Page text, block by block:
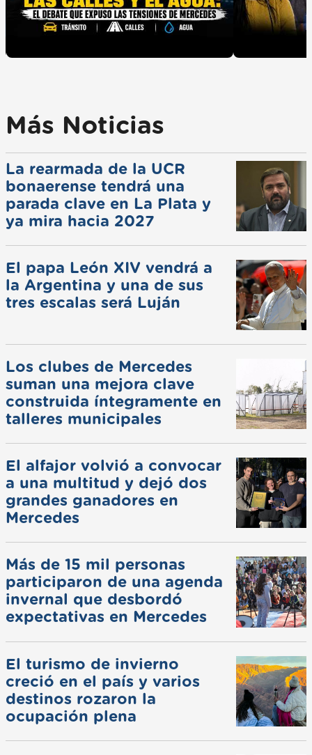
Más Noticias
La rearmada de la UCR
bonaerense tendrá una
parada clave en La Plata y
ya mira hacia 2027
El papa León XIV vendrá a
la Argentina y una de sus
tres escalas será Luján
Los clubes de Mercedes
suman una mejora clave
construida íntegramente en
talleres municipales
El alfajor volvió a convocar
a una multitud y dejó dos
grandes ganadores en
Mercedes
Más de 15 mil personas
participaron de una agenda
invernal que desbordó
expectativas en Mercedes
El turismo de invierno
creció en el país y varios
destinos rozaron la
ocupación plena